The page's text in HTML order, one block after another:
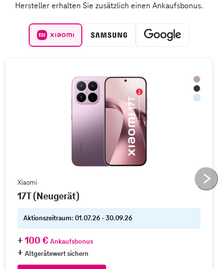
Hersteller erhalten Sie zusätzlich einen Ankaufsbonus.
Xiaomi
17T (Neugerät)
Aktionszeitraum: 01.07.26 - 30.09.26
100 € Ankaufsbonus
Altgerätewert sichern